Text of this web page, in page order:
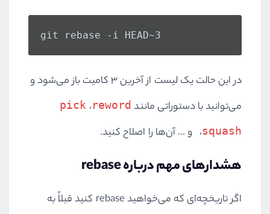
git rebase -i HEAD~3
در این حالت یک لیست از آخرین ۳ کامیت باز می‌شود و
می‌توانید با دستوراتی مانند
pick ،reword
،squash و ... آن‌ها را اصلاح کنید.
هشدارهای مهم درباره rebase
اگر تاریخچه‌ای که می‌خواهید rebase کنید قبلاً به